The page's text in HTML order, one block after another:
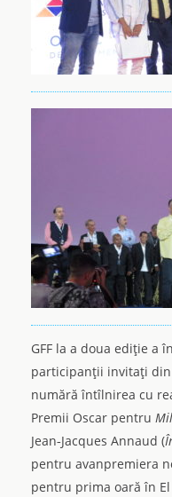
GFF la a doua ediţie a
participanţii invitaţi din
numără întîlnirea cu
Premii Oscar pentru
Jean‑Jacques Annaud (
pentru avanpremiera
pentru prima oară în